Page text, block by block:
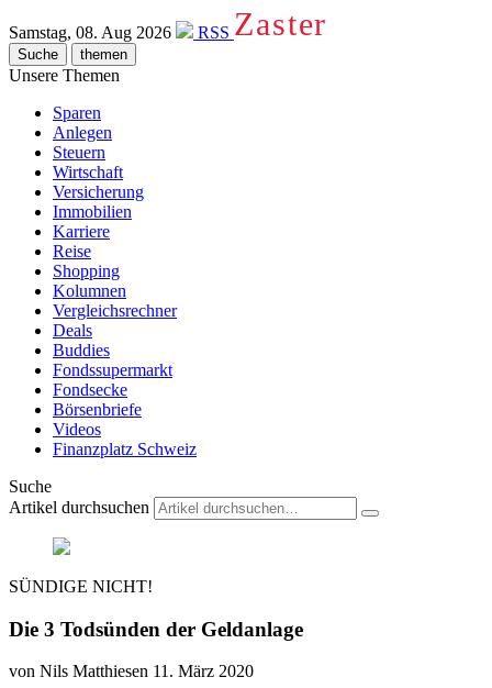
Samstag, 08. Aug 2026 RSS Zaster
Suche themen
Unsere Themen
Sparen
Anlegen
Steuern
Wirtschaft
Versicherung
Immobilien
Karriere
Reise
Shopping
Kolumnen
Vergleichsrechner
Deals
Buddies
Fondssupermarkt
Fondsecke
Börsenbriefe
Videos
Finanzplatz Schweiz
Suche
Artikel durchsuchen
SÜNDIGE NICHT!
Die 3 Todsünden der Geldanlage
von Nils Matthiesen 11. März 2020